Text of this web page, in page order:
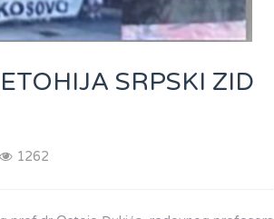
SRPSKI ZID
1262